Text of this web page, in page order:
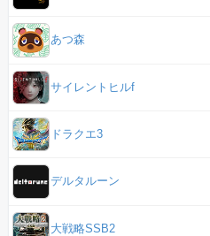
あつ森
サイレントヒルf
ドラクエ3
デルタルーン
大戦略SSB2